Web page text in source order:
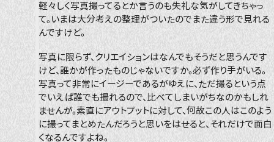
軽々しく写真撮ってるとか言うのも失礼な気がしてきちゃっ
て。いまは大分考えの整理がついたのでまた違う形で見れる
んですけど。
写真に限らず、クリエイションはなんでもそうだと思うんです
けど、誰かが作ったものじゃないですか。必ず作り手がいる。
写真って非常にイージーであるがゆえに、ただ撮るという点
でいえば誰でも撮れるので、比べてしまいがちなのかもしれ
ませんが。素直にアウトプットに対して、何故この人はこのよう
に撮ってまとめたんだろうと思いをはせると、それだけで面白
くなるんですよね。